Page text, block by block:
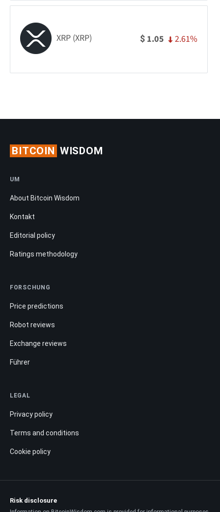
XRP (XRP) $ 1.05 2.61%
BITCOIN WISDOM
UM
About Bitcoin Wisdom
Kontakt
Editorial policy
Ratings methodology
FORSCHUNG
Price predictions
Robot reviews
Exchange reviews
Führer
LEGAL
Privacy policy
Terms and conditions
Cookie policy
Risk disclosure